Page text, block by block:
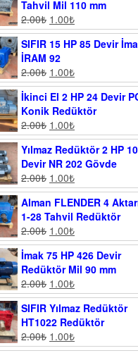
Tahvil Mil 110 mm
2.00₺ 1.00₺
SIFIR 15 HP 85 Devir
İRAM 92
2.00₺ 1.00₺
İkinci El 2 HP 24 Devir
Konik Redüktör
2.00₺ 1.00₺
Yılmaz Redüktör 2 HP
Devir NR 202 Gövde
2.00₺ 1.00₺
Alman FLENDER 4
1-28 Tahvil Redüktör
2.00₺ 1.00₺
İmak 75 HP 426 Devir
Redüktör Mil 90 mm
2.00₺ 1.00₺
SIFIR Yılmaz Redüktör
HT1022 Redüktör
2.00₺ 1.00₺